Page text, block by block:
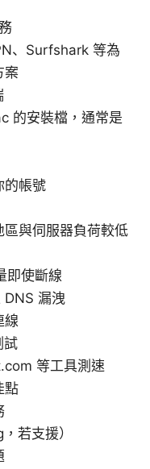
、Surfshark 等為
案
的安裝檔，通常是
的帳號
與伺服器負荷較低
即使斷線
DNS 漏洩
線
試
等工具測速
點
若支援）